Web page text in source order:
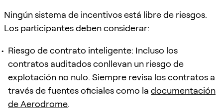
Ningún sistema de incentivos está libre de riesgos.
Los participantes deben considerar:
Riesgo de contrato inteligente: Incluso los
contratos auditados conllevan un riesgo de
explotación no nulo. Siempre revisa los contratos a
través de fuentes oficiales como la documentación
de Aerodrome.